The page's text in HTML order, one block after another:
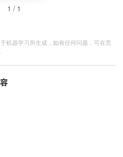
1 / 1
机器学习所生成，如有任何问题，可在页